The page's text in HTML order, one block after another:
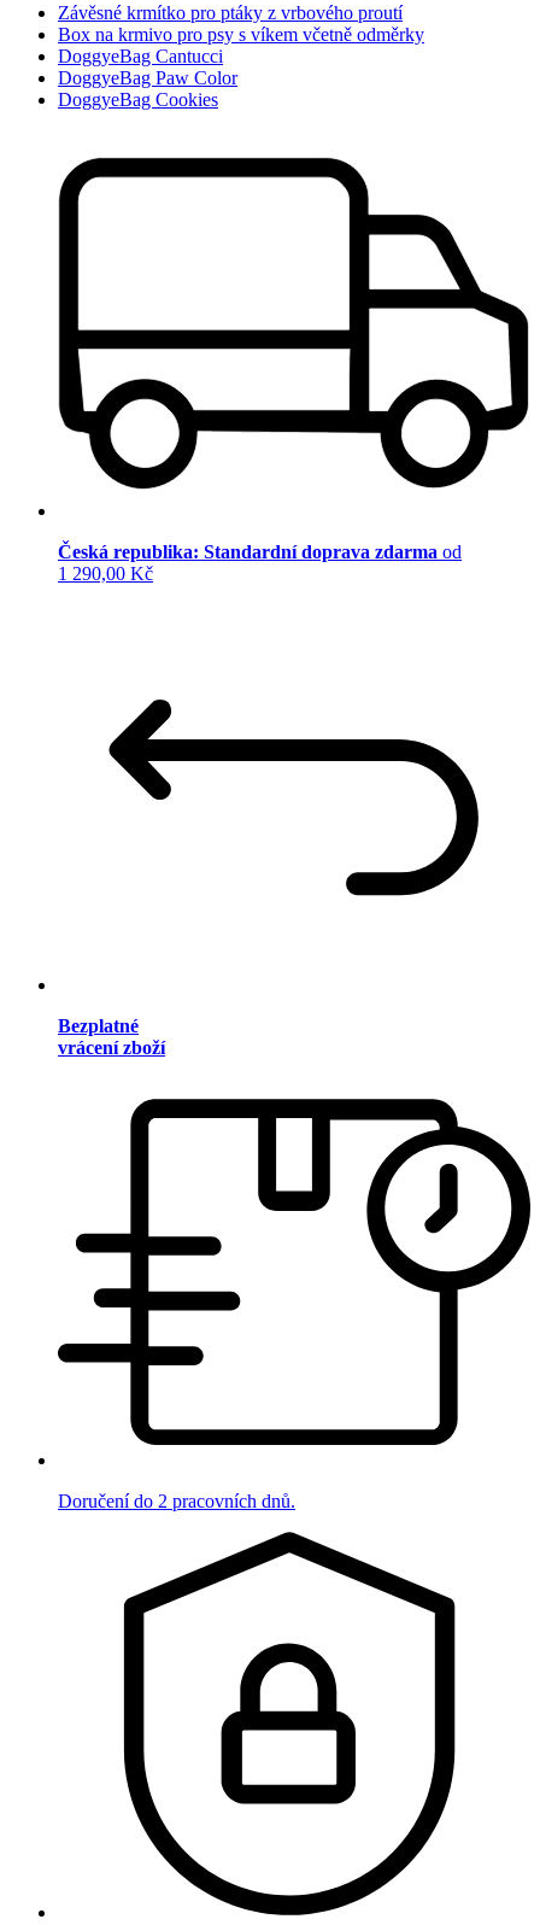
Závěsné krmítko pro ptáky z vrbového proutí
Box na krmivo pro psy s víkem včetně odměrky
DoggyeBag Cantucci
DoggyeBag Paw Color
DoggyeBag Cookies
Česká republika: Standardní doprava zdarma od
1 290,00 Kč
Bezplatné
vrácení zboží
Doručení do 2 pracovních dnů.